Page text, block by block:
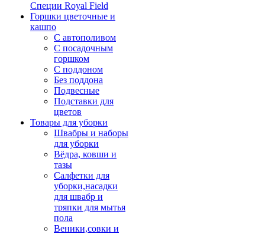
Специи Royal Field
Горшки цветочные и
кашпо
С автополивом
С посадочным
горшком
С поддоном
Без поддона
Подвесные
Подставки для
цветов
Товары для уборки
Швабры и наборы
для уборки
Вёдра, ковши и
тазы
Салфетки для
уборки,насадки
для швабр и
тряпки для мытья
пола
Веники,совки и